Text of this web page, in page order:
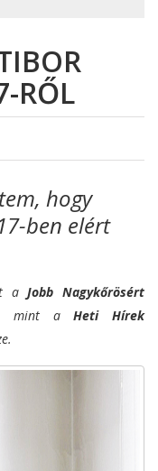
RŐL
hogy
ben elért
aJobb Nagykőrösért
mint aHeti Hírek